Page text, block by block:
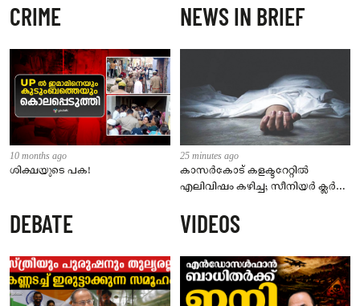
CRIME
10 months ago
ശിക്ഷയുടെ പക!
NEWS IN BRIEF
25 minutes ago
കാസർകോട് കളക്ടറേറ്റിൽ
എലിവിഷം കഴിച്ച; സീനിയർ ക്ലർക്ക്
DEBATE VIDEOS